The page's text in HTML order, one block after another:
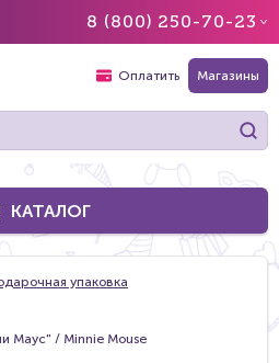
8 (800) 250-70-23
Оплатить Магазины
КАТАЛОГ
упаковка
Маус" / Minnie Mouse